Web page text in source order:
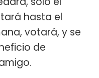
hasta el
votará, y se
de